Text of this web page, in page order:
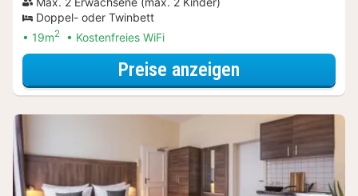
Doppel- oder Twinbett
19m2 Kostenfreies WiFi
Preise anzeigen